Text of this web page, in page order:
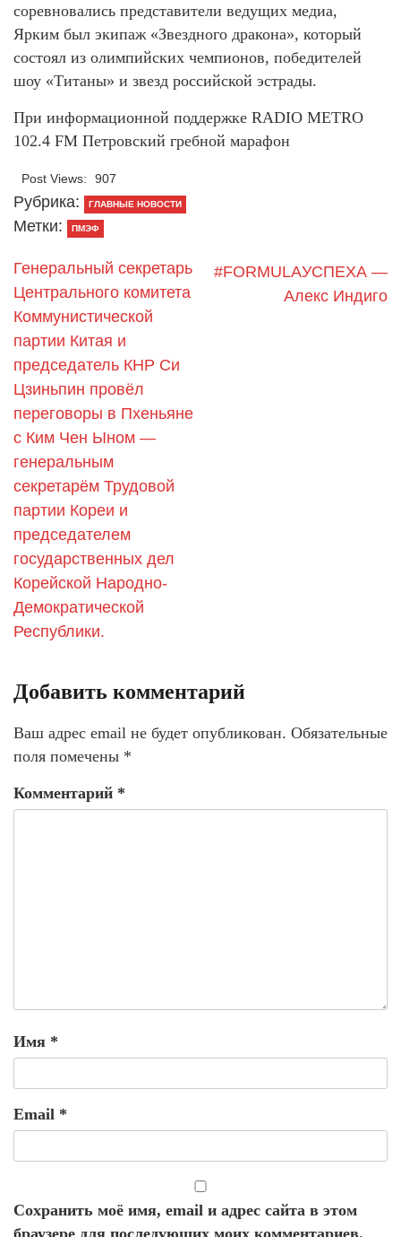
соревновались представители ведущих медиа,
Ярким был экипаж «Звездного дракона», который
состоял из олимпийских чемпионов, победителей
шоу «Титаны» и звезд российской эстрады.
При информационной поддержке RADIO METRO
102.4 FM Петровский гребной марафон
Post Views: 907
Рубрика: ГЛАВНЫЕ НОВОСТИ
Метки: ПМЭФ
Генеральный секретарь
Центрального комитета
Коммунистической
партии Китая и
председатель КНР Си
Цзиньпин провёл
переговоры в Пхеньяне
с Ким Чен Ыном —
генеральным
секретарём Трудовой
партии Кореи и
председателем
государственных дел
Корейской Народно-
Демократической
Республики.
#FORMULAУСПЕХА —
Алекс Индиго
Добавить комментарий
Ваш адрес email не будет опубликован. Обязательные
поля помечены *
Комментарий *
Имя *
Email *
Сохранить моё имя, email и адрес сайта в этом
браузере для последующих моих комментариев.